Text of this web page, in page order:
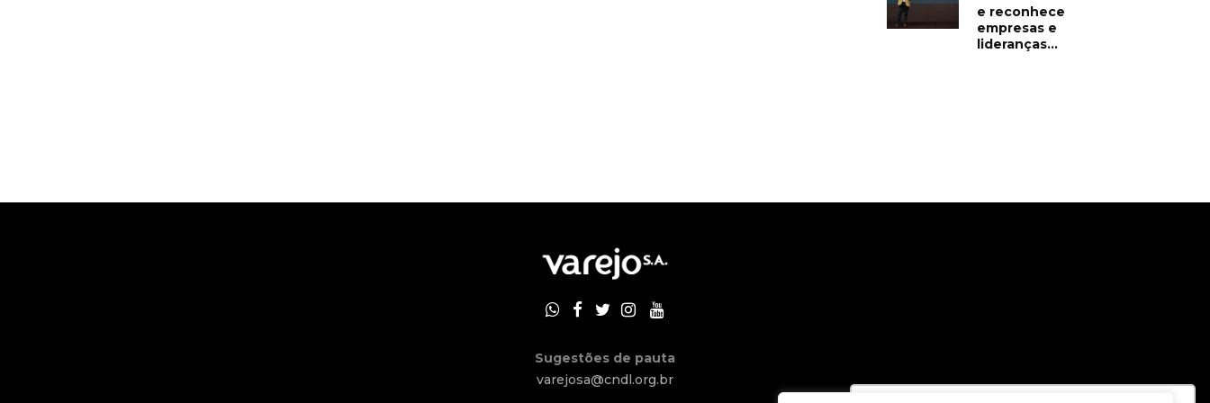
e reconhece
empresas e
lideranças...
Sugestões de pauta
varejosa@cndl.org.br